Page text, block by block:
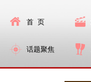
首 页
话题聚焦